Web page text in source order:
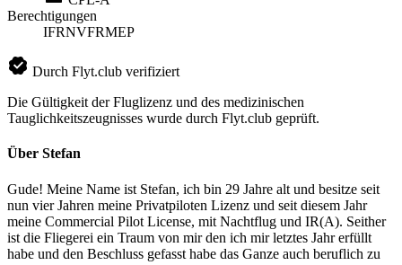
Berechtigungen
IFRNVFRMEP
Durch Flyt.club verifiziert
Die Gültigkeit der Fluglizenz und des medizinischen
Tauglichkeitszeugnisses wurde durch Flyt.club geprüft.
Über Stefan
Gude! Meine Name ist Stefan, ich bin 29 Jahre alt und besitze seit
nun vier Jahren meine Privatpiloten Lizenz und seit diesem Jahr
meine Commercial Pilot License, mit Nachtflug und IR(A). Seither
ist die Fliegerei ein Traum von mir den ich mir letztes Jahr erfüllt
habe und den Beschluss gefasst habe das Ganze auch beruflich zu